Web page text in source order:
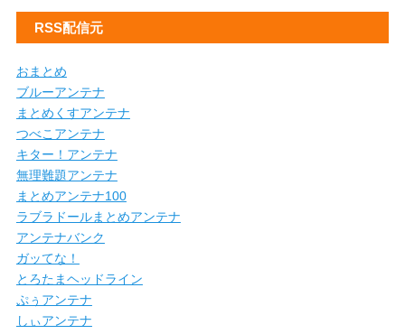
RSS配信元
おまとめ
ブルーアンテナ
まとめくすアンテナ
つべこアンテナ
キター！アンテナ
無理難題アンテナ
まとめアンテナ100
ラブラドールまとめアンテナ
アンテナバンク
ガッてな！
とろたまヘッドライン
ぷぅアンテナ
しぃアンテナ